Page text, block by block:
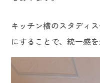
キッチン横のスタディ
にすることで、統一感